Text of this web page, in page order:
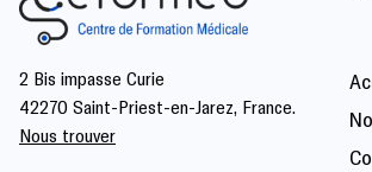
2 Bis impasse Curie
42270 Saint-Priest-en-Jarez, France.
Nous trouver